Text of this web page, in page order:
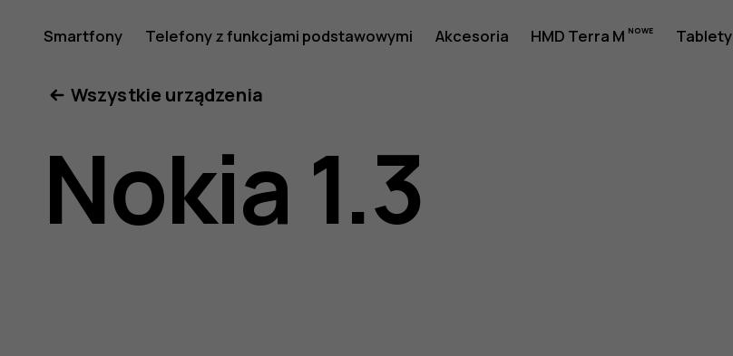
Instrukcja
obsługi
Nokia
Smartfony Telefony z funkcjami podstawowymi Akcesoria HMD Terra M Tablety
Wszystkie urządzenia
Nokia 1.3